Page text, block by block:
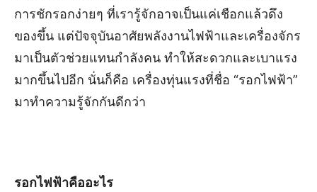
การชักรอกง่ายๆ ที่เรารู้จักอาจเป็นแค่เชือกแล้วดึง
ของขึ้น แต่ปัจจุบันอาศัยพลังงานไฟฟ้าและเครื่องจักร
มาเป็นตัวช่วยแทนกำลังคน ทำให้สะดวกและเบาแรง
มากขึ้นไปอีก นั่นก็คือ เครื่องทุ่นแรงที่ชื่อ “รอกไฟฟ้า”
มาทำความรู้จักกันดีกว่า
รอกไฟฟ้าคืออะไร